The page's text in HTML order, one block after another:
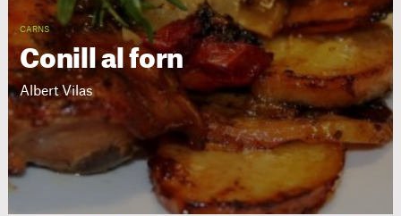
CARNS
Conill al forn
Albert Vilas